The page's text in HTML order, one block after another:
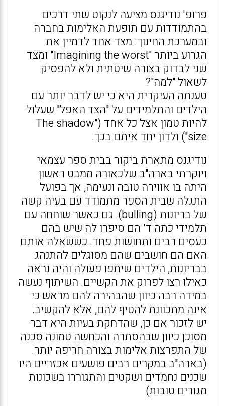
פרופ' נודיגנס מציעה לנקוט שתי דרכים
בהתמודדות עם תופעת האלימות בחברה
ובמערכת החינוך: מצד אחד לדמיין את
הגרוע ביותר "Imagining the worst" ומצד
שני לבדוק בצורה שיטתית ולא להפסיק
לשאול "למה"?
טענתה העיקרית היא כי יש לדבר יותר עם
הילדים והתלמידים על "הצד האפל" שעלול
להיות טמון אצל כל אחד ("The shadow
size") ולדון יחד איתם בכך.
נודיגנס מתארת ביקור בבית ספר עצמאי
ויוקרתי בארה"ב שלכאורה ממבט ראשון
היתה בו אווירה טובה ונעימה, אך בפועל
התגלה שבית הספר מתמודד עם בעיה קשה
של בריונות (bulling). גם כאשר שוחחה עם
תלמידי כתה ד' הם סיפרו לה שיש בהם
כעסים רבים ותחושות פחד. כששאלה אותם
האם הם חושבים שהם מסוגלים להתנהג
בבריונות, הילדים שיתפו פעולה והיה נראה
כאילו רצו לפרוק את הקשיים. השיתוף נעשה
במידה רבה כיוון שהבהירה להם מראש כי
אינה מתכוונת להטיף להם, אלא להקשיב.
יש לזכור אם כן, שהדחקת בעיות היא דבר
מסוכן כיוון שבהסתרה והכחשה טמונה סכנה
של התפרצות אלימות בצורה חריפה יותר.
(בארה"ב במקרים רבים פושעים אכזריים היו
שכנים נחמדים ושקטים והתגוררו בשכונות
מגורים טובות)